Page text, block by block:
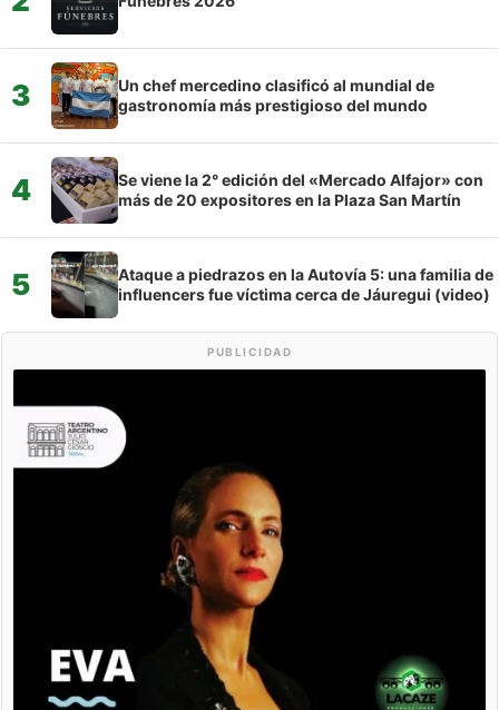
3
Un chef mercedino clasificó al mundial de
gastronomía más prestigioso del mundo
4
Se viene la 2° edición del «Mercado Alfajor» con
más de 20 expositores en la Plaza San Martín
5
Ataque a piedrazos en la Autovía 5: una familia de
influencers fue víctima cerca de Jáuregui (video)
PUBLICIDAD